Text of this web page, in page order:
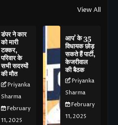
View All
डंपर ने कार
को मारी
टक्कर,
परिवार के
सभी सदस्यों
की मौत
Priyanka
Sharma
February
11, 2025
आप’ के 35
विधायक छोड़
सकते हैं पार्टी,
केजरीवाल
की बैठक
Priyanka
Sharma
February
11, 2025